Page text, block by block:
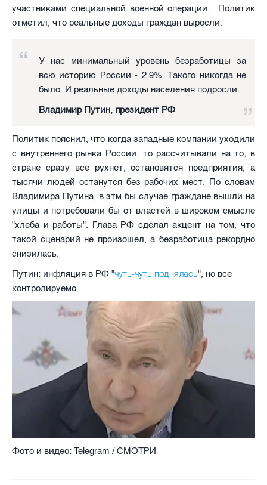
участниками специальной военной операции. Политик
отметил, что реальные доходы граждан выросли.
У нас минимальный уровень безработицы за
всю историю России - 2,9%. Такого никогда не
было. И реальные доходы населения подросли.
Владимир Путин, президент РФ
Политик пояснил, что когда западные компании уходили
с внутреннего рынка России, то рассчитывали на то, в
стране сразу все рухнет, остановятся предприятия, а
тысячи людей останутся без рабочих мест. По словам
Владимира Путина, в этм бы случае граждане вышли на
улицы и потребовали бы от властей в широком смысле
"хлеба и работы". Глава РФ сделал акцент на том, что
такой сценарий не произошел, а безработица рекордно
снизилась.
Путин: инфляция в РФ "чуть-чуть поднялась", но все
контролируемо.
Фото и видео: Telegram / СМОТРИ